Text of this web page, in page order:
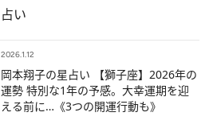
占い
2026.1.12
岡本翔子の星占い 【獅子座】2026年の
運勢 特別な1年の予感。大幸運期を迎
える前に…《3つの開運行動も》